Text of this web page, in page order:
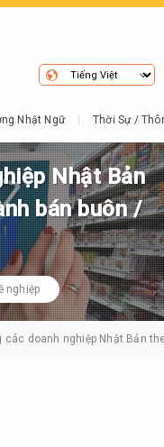
Nhật Ngữ Thời Sự /
Nhật Bản
bán buôn /
nghiệp
các doanh nghiệp Nhật Bản